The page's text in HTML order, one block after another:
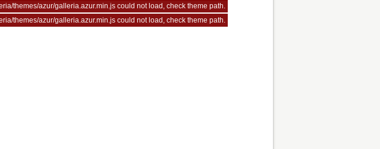
themes/azur/galleria.azur.min.js could not load, check theme path.
themes/azur/galleria.azur.min.js could not load, check theme path.